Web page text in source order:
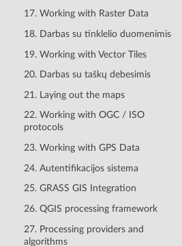
17. Working with Raster Data
18. Darbas su tinklelio duomenimis
19. Working with Vector Tiles
20. Darbas su taškų debesimis
21. Laying out the maps
22. Working with OGC / ISO
protocols
23. Working with GPS Data
24. Autentifikacijos sistema
25. GRASS GIS Integration
26. QGIS processing framework
27. Processing providers and
algorithms